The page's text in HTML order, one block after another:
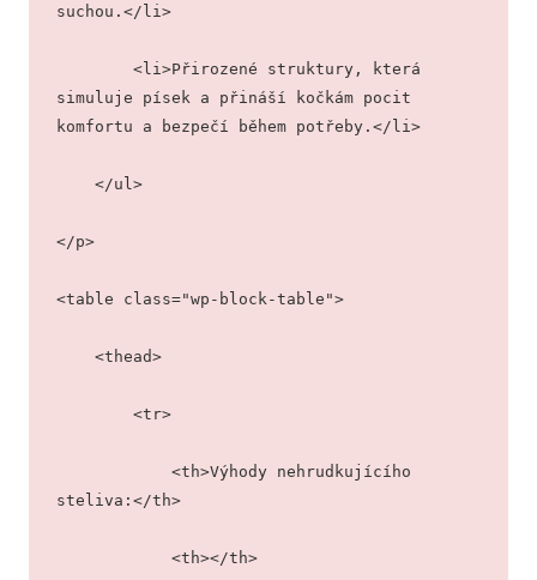
suchou.</li>
simuluje písek a přináší kočkám pocit
komfortu a bezpečí během potřeby.</li>
    </ul>
</p>
<table class="wp-block-table">
    <thead>
        <tr>
steliva:</th>
            <th></th>